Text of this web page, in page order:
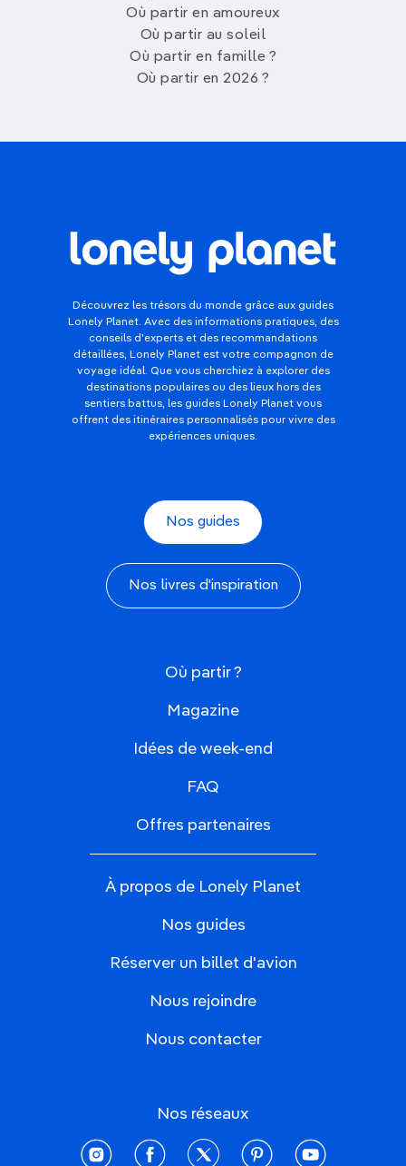
Où partir en amoureux
Où partir au soleil
Où partir en famille ?
Où partir en 2026 ?
Découvrez les trésors du monde grâce aux guides
Lonely Planet. Avec des informations pratiques, des
conseils d'experts et des recommandations
détaillées, Lonely Planet est votre compagnon de
voyage idéal. Que vous cherchiez à explorer des
destinations populaires ou des lieux hors des
sentiers battus, les guides Lonely Planet vous
offrent des itinéraires personnalisés pour vivre des
expériences uniques.
Nos guides
Nos livres d'inspiration
Où partir ?
Magazine
Idées de week-end
FAQ
Offres partenaires
À propos de Lonely Planet
Nos guides
Réserver un billet d'avion
Nous rejoindre
Nous contacter
Nos réseaux
instagramfacebooktwitter pinterestyoutube